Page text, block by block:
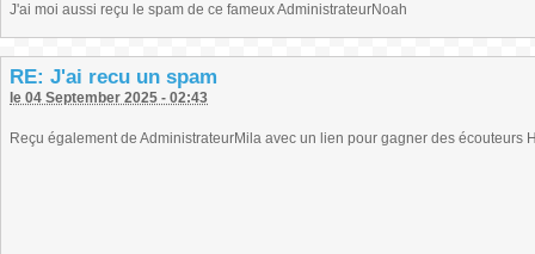
J'ai moi aussi reçu le spam de ce fameux AdministrateurNoah
RE: J'ai recu un spam
le 04 September 2025 - 02:43
Reçu également de AdministrateurMila avec un lien pour gagner des